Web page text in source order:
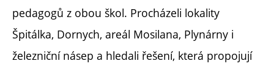
pedagogů z obou škol. Procházeli lokality
Špitálka, Dornych, areál Mosilana, Plynárny i
železniční násep a hledali řešení, která propojují